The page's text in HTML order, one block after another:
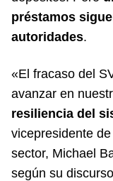
préstamos
autoridades.
«El fracaso del
avanzar en
resiliencia del
vicepresidente
sector, Michael
según su